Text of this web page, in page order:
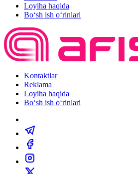
Loyiha haqida
Bo‘sh ish o‘rinlari
Kontaktlar
Reklama
Loyiha haqida
Bo‘sh ish o‘rinlari